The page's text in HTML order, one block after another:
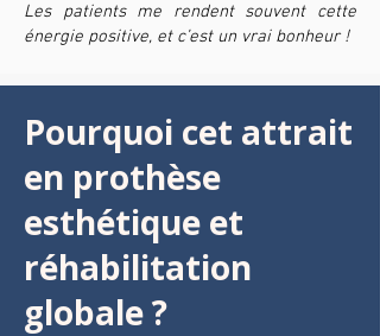
Les patients me rendent souvent cette
énergie positive, et c’est un vrai bonheur !
Pourquoi cet attrait
en prothèse
esthétique et
réhabilitation
globale ?